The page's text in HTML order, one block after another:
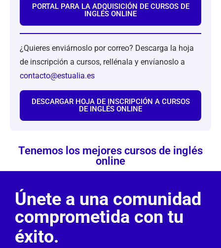
PORTAL PARA LA ADQUISICIÓN DE CURSOS DE
INGLÉS ONLINE
¿Quieres enviárnoslo por correo? Descarga la hoja
de inscripción a cursos, rellénala y envíanoslo a
contacto@estualia.es
DESCARGAR HOJA DE INSCRIPCIÓN A CURSOS
DE INGLÉS ONLINE
Tenemos los mejores cursos de inglés
online
Únete a una comunidad
comprometida con tu
éxito.